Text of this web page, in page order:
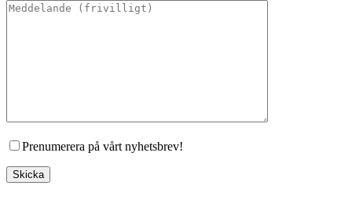
Prenumerera på vårt nyhetsbrev!